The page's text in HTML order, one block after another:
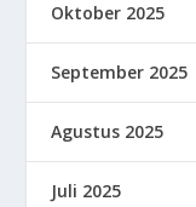
Oktober 2025
September 2025
Agustus 2025
Juli 2025